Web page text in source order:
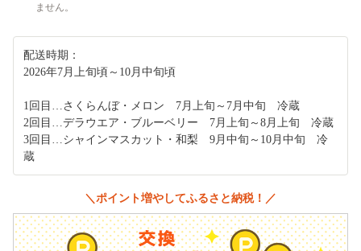
ません。
配送時期：
2026年7月上旬頃～10月中旬頃
1回目…さくらんぼ・メロン 7月上旬～7月中旬 冷蔵
2回目…デラウエア・ブルーベリー 7月上旬～8月上旬 冷蔵
3回目…シャインマスカット・和梨 9月中旬～10月中旬 冷
蔵
＼ポイント増やしてふるさと納税！／